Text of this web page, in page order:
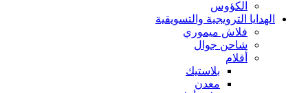
الكؤوس
الهدايا الترويجية والتسويقية
فلاش ميموري
شاحن جوال
أقلام
بلاستيك
معدن